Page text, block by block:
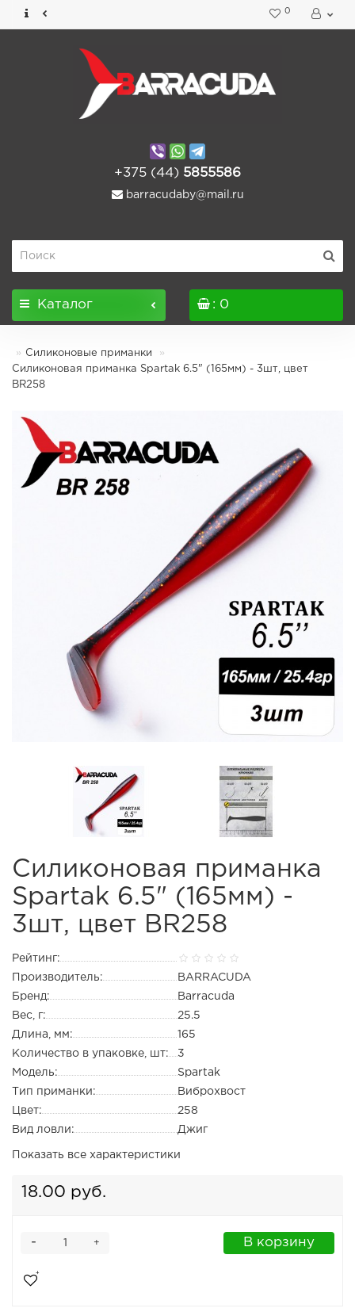
0
+375 (44) 5855586
barracudaby@mail.ru
Каталог : 0
Силиконовые приманки
Силиконовая приманка Spartak 6.5" (165мм) - 3шт, цвет
BR258
Силиконовая приманка
Spartak 6.5" (165мм) -
3шт, цвет BR258
Рейтинг:
Производитель:
BARRACUDA
Бренд:
Barracuda
Вес, г:
25.5
Длина, мм:
165
Количество в упаковке, шт:
3
Модель:
Spartak
Тип приманки:
Виброхвост
Цвет:
258
Вид ловли:
Джиг
Показать все характеристики
18.00 руб.
+
- В корзину